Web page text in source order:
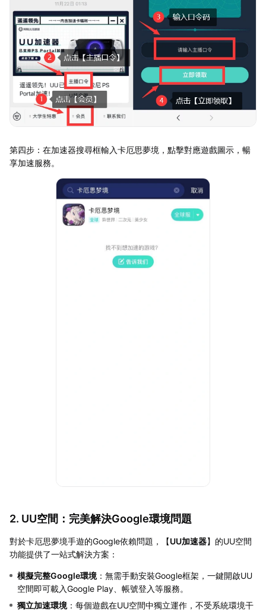
第四步：在加速器搜尋框輸入卡厄思夢境，點擊對應遊戲圖示，暢
享加速服務。
2. UU空間：完美解決Google環境問題
對於卡厄思夢境手遊的Google依賴問題，【UU加速器】的UU空間
功能提供了一站式解決方案：
模擬完整Google環境：無需手動安裝Google框架，一鍵開啟UU
空間即可載入Google Play、帳號登入等服務。
獨立加速環境：每個遊戲在UU空間中獨立運作，不受系統環境干